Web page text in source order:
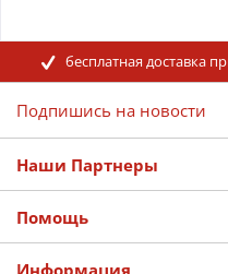
бесплатная доставка
Подпишись на новости
Наши Партнеры
Помощь